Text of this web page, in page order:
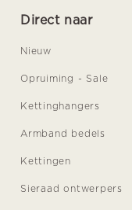
Direct naar
Nieuw
Opruiming - Sale
Kettinghangers
Armband bedels
Kettingen
Sieraad ontwerpers